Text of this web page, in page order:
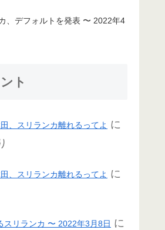
、デフォルトを発表 〜 2022年4
ト
、スリランカ離れるってよ に
、スリランカ離れるってよ に
スリランカ 〜 2022年3月8日 に